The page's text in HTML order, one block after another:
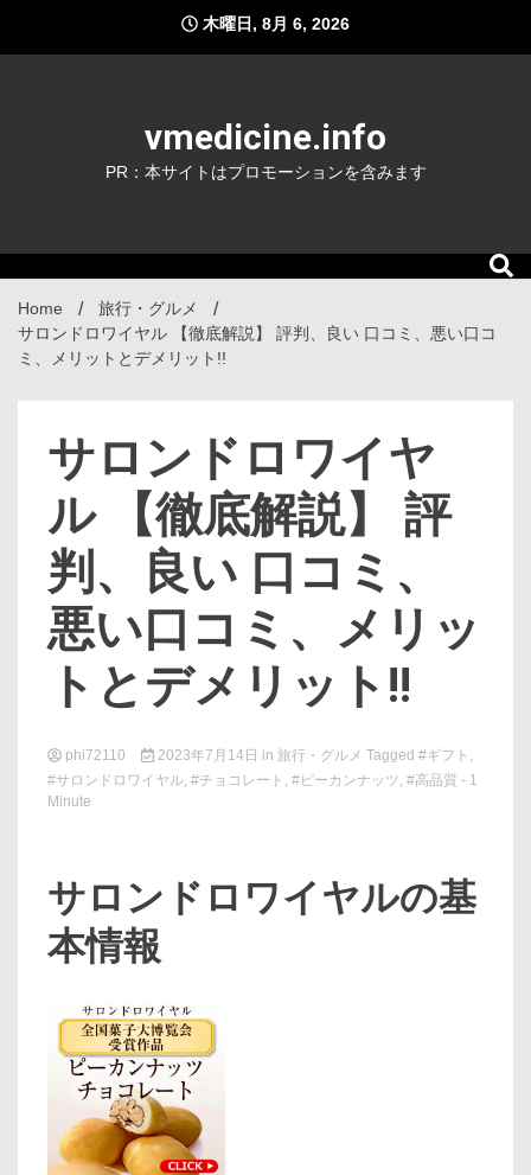
content
木曜日, 8月 6, 2026
vmedicine.info
PR：本サイトはプロモーションを含みます
Home
旅行・グルメ
サロンドロワイヤル 【徹底解説】 評判、良い 口コミ、悪い口コ
ミ、メリットとデメリット!!
サロンドロワイヤ
ル 【徹底解説】 評
判、良い 口コミ、
悪い口コミ、メリッ
トとデメリット!!
phi72110 2023年7月14日 in 旅行・グルメ Tagged #ギフト ,
#サロンドロワイヤル, #チョコレート , #ピーカンナッツ, #高品質 - 1
Minute
サロンドロワイヤルの基
本情報